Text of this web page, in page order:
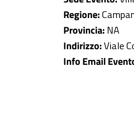
Regione:
Provincia: NA
Indirizzo:Viale
Info Email